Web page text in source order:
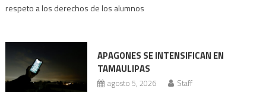
Codhet
respeto a los derechos de los alumnos
APAGONES SE INTENSIFICAN EN
TAMAULIPAS
agosto 5, 2026 Staff